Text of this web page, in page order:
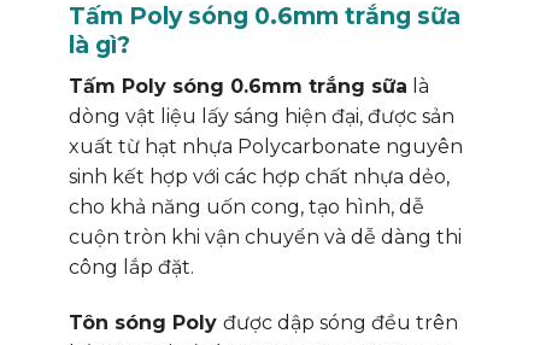
Tấm Poly sóng 0.6mm trắng sữa
là gì?
Tấm Poly sóng 0.6mm trắng sữa là
dòng vật liệu lấy sáng hiện đại, được sản
xuất từ hạt nhựa Polycarbonate nguyên
sinh kết hợp với các hợp chất nhựa dẻo,
cho khả năng uốn cong, tạo hình, dễ
cuộn tròn khi vận chuyển và dễ dàng thi
công lắp đặt.
Tôn sóng Poly được dập sóng đều trên